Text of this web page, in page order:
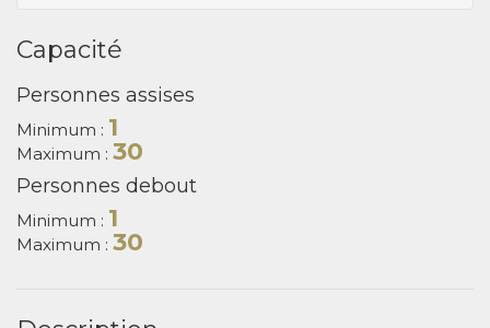
Capacité
Personnes assises
Minimum : 1
Maximum : 30
Personnes debout
Minimum : 1
Maximum : 30